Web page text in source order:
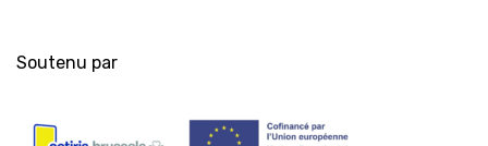
Soutenu par